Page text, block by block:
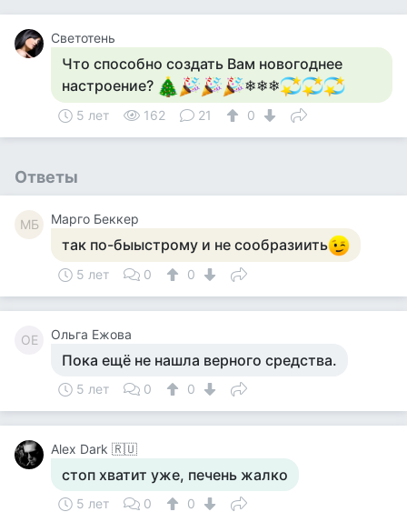
Светотень
Что способно создать Вам новогоднее
настроение?
❄❄❄
5 лет 162 21 0
Ответы
MБ Mарго Беккер
так по-быыстрому и не сообразиить
5 лет 0 0
ОЕ Ольга Ежова
Пока ещё не нашла верного средства.
5 лет 0 0
Alex Dark 🇷🇺
стоп хватит уже, печень жалко
5 лет 0 0